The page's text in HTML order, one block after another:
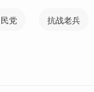
党 抗战老兵